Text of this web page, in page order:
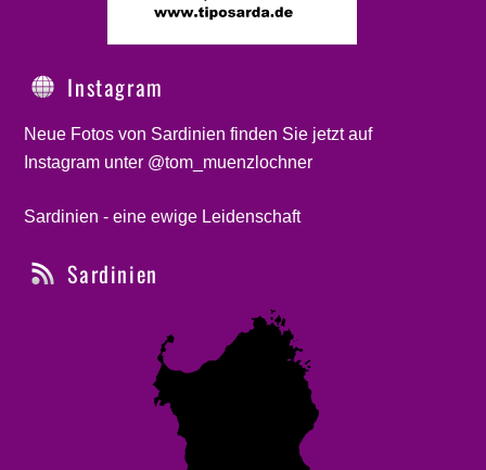
Instagram
Neue Fotos von Sardinien finden Sie jetzt auf
Instagram unter @tom_muenzlochner
Sardinien - eine ewige Leidenschaft
Sardinien